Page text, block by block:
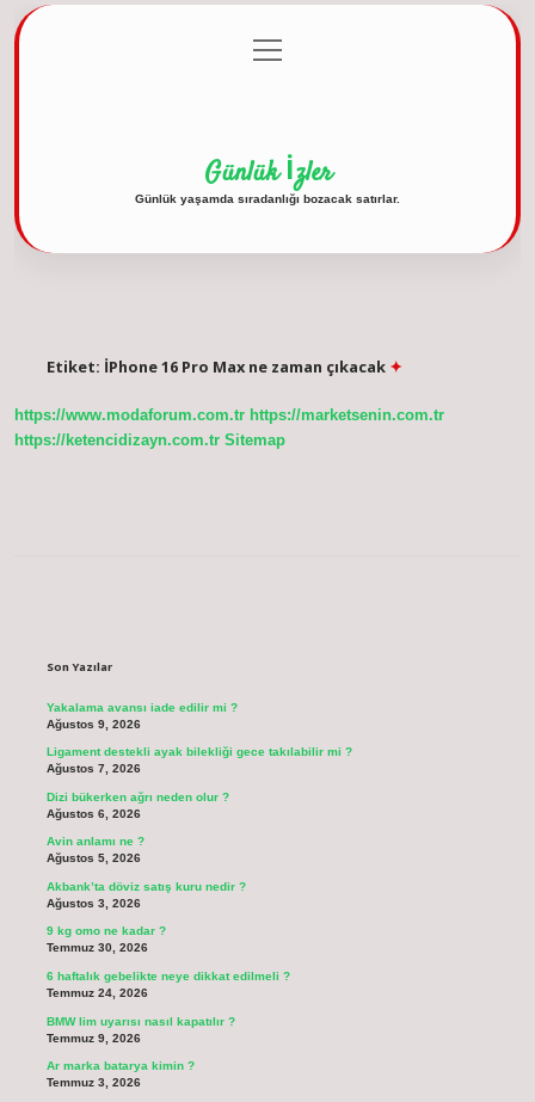
Gizlilik Politikası
menüyü
aç
Günlük İzler
Günlük yaşamda sıradanlığı bozacak satırlar.
Etiket: İPhone 16 Pro Max ne zaman çıkacak
https://www.modaforum.com.tr https://marketsenin.com.tr
https://ketencidizayn.com.tr Sitemap
Son Yazılar
Yakalama avansı iade edilir mi ?
Ağustos 9, 2026
Ligament destekli ayak bilekliği gece takılabilir mi ?
Ağustos 7, 2026
Dizi bükerken ağrı neden olur ?
Ağustos 6, 2026
Avin anlamı ne ?
Ağustos 5, 2026
Akbank’ta döviz satış kuru nedir ?
Ağustos 3, 2026
9 kg omo ne kadar ?
Temmuz 30, 2026
6 haftalık gebelikte neye dikkat edilmeli ?
Temmuz 24, 2026
BMW lim uyarısı nasıl kapatılır ?
Temmuz 9, 2026
Ar marka batarya kimin ?
Temmuz 3, 2026